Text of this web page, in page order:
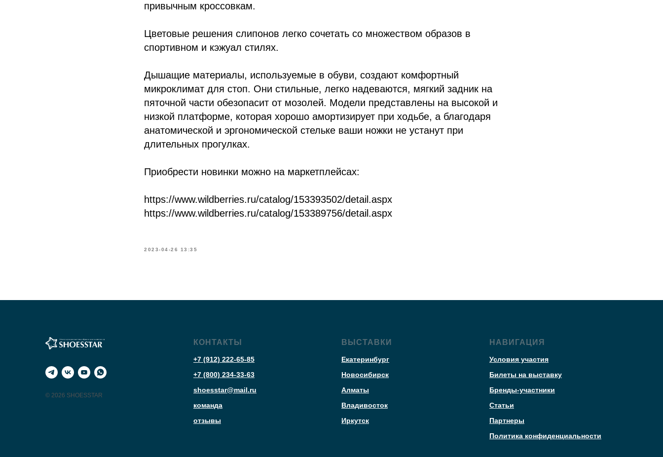
привычным кроссовкам.
Цветовые решения слипонов легко сочетать со множеством образов в
спортивном и кэжуал стилях.
Дышащие материалы, используемые в обуви, создают комфортный
микроклимат для стоп. Они стильные, легко надеваются, мягкий задник на
пяточной части обезопасит от мозолей. Модели представлены на высокой и
низкой платформе, которая хорошо амортизирует при ходьбе, а благодаря
анатомической и эргономической стельке ваши ножки не устанут при
длительных прогулках.
Приобрести новинки можно на маркетплейсах:
https://www.wildberries.ru/catalog/153393502/detail.aspx
https://www.wildberries.ru/catalog/153389756/detail.aspx
2023-04-26 13:35
© 2026 SHOESSTAR
КОНТАКТЫ
+7 (912) 222-65-85
+7 (800) 234-33-63
shoesstar@mail.ru
команда
отзывы
ВЫСТАВКИ
Екатеринбург
Новосибирск
Алматы
Владивосток
Иркутск
НАВИГАЦИЯ
Условия участия
Билеты на выставку
Бренды-участники
Статьи
Партнеры
Политика конфиденциальности